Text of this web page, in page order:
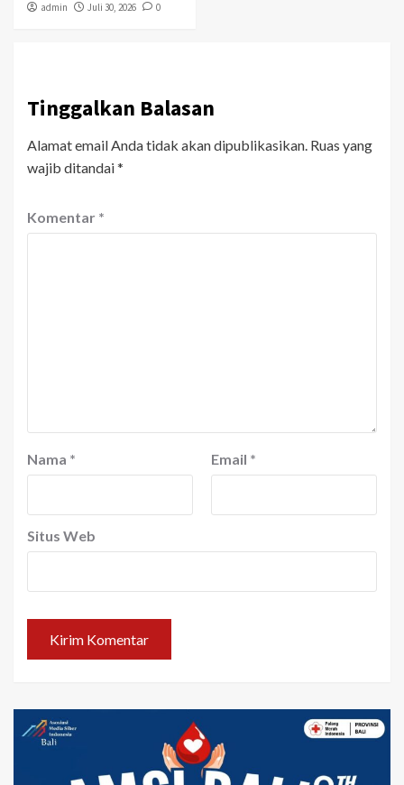
admin Juli 30, 2026 0
Tinggalkan Balasan
Alamat email Anda tidak akan dipublikasikan. Ruas yang
wajib ditandai*
Komentar *
Nama * Email *
Situs Web